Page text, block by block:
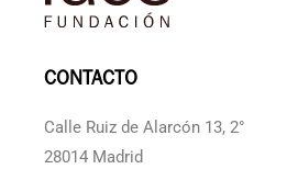
CONTACTO
Calle Ruiz de Alarcón 13, 2°
28014 Madrid